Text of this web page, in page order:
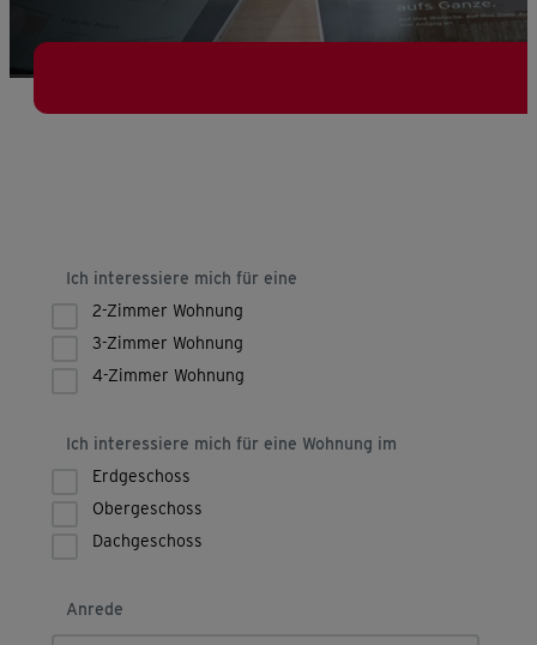
Ich interessiere mich für eine
2-Zimmer Wohnung
3-Zimmer Wohnung
4-Zimmer Wohnung
Ich interessiere mich für eine Wohnung im
Erdgeschoss
Obergeschoss
Dachgeschoss
Anrede